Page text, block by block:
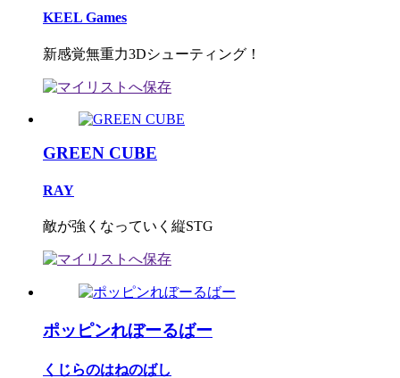
KEEL Games
新感覚無重力3Dシューティング！
GREEN CUBE
RAY
敵が強くなっていく縦STG
ポッピンれぼーるばー
くじらのはねのばし